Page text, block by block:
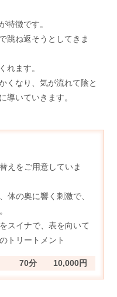
特徴です。
跳ね返そうとしてきま
れます。
くなり、気が流れて陰と
導いていきます。
えをご用意していま
体の奥に響く刺激で、
スイナで、表を向いて
トリートメント
70分 10,000円